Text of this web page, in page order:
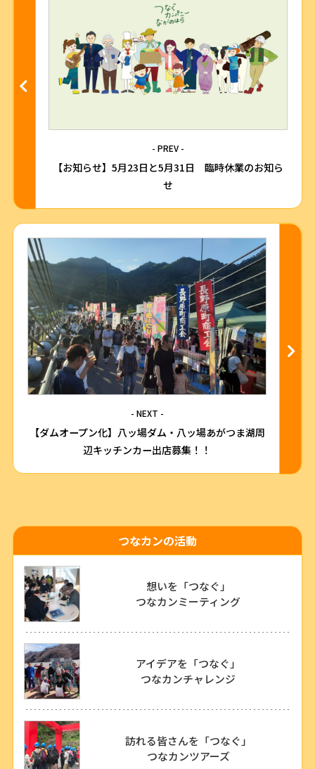
- PREV -
【お知らせ】5月23日と5月31日 臨時休業のお知ら
せ
- NEXT -
【ダムオープン化】八ッ場ダム・八ッ場あがつま湖周
辺キッチンカー出店募集！！
つなカンの活動
想いを「つなぐ」
つなカンミーティング
アイデアを「つなぐ」
つなカンチャレンジ
訪れる皆さんを「つなぐ」
つなカンツアーズ